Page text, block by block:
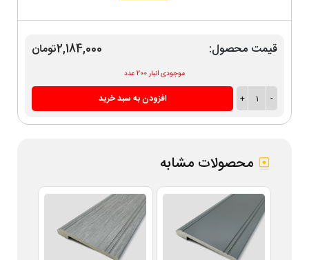
قیمت محصول: 2,184,000تومان
موجودی انبار 200 عدد
-
1
+ افزودن به سبد خرید
محصولات مشابه